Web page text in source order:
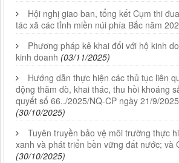
Hội nghị giao ban, tổng kết Cụm thi
tác xã các tỉnh miền núi phía Bắc năm
Phương pháp kê khai đối với hộ kinh
kinh doanh (03/11/2025)
Hướng dẫn thực hiện các thủ tục liên
động thăm dò, khai thác, thu hồi khoáng
quyết số 66../2025/NQ-CP ngày 21/9/
(30/10/2025)
Tuyên truyền bảo vệ môi trường thực
xanh và phát triển bền vững đất nước; và
(30/10/2025)